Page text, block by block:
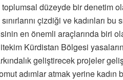
düzeyde bir denetim
çizdiği ve kadınları bu
en önemli araçlarında biri
Kürdistan Bölgesi
geliştirecek projeler
adımlar atmak yerine